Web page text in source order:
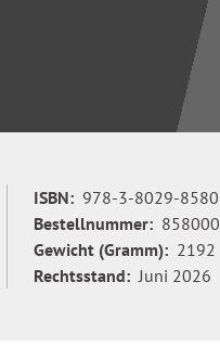
ISBN: 978-3-8029-
Bestellnummer: 858000
Gewicht (Gramm): 2192
Rechtsstand: Juni 2026